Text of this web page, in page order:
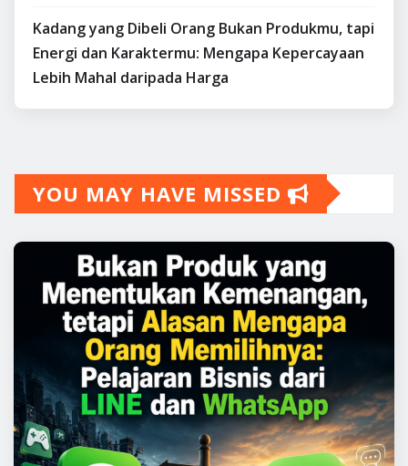
Kadang yang Dibeli Orang Bukan Produkmu, tapi
Energi dan Karaktermu: Mengapa Kepercayaan
Lebih Mahal daripada Harga
YOU MAY HAVE MISSED